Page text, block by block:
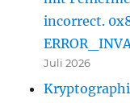
incorrect.
Juli 2026